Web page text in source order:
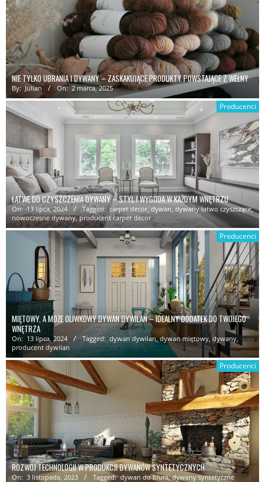
NIE TYLKO UBRANIA I DYWANY – ZASKAKUJĄCE PRODUKTY POWSTAJĄCE Z WEŁNY
By: Julian On: 2 marca, 2025
Producenci
ŁATWE DO CZYSZCZENIA DYWANY – STYL I WYGODA W KAŻDYM WNĘTRZU
On: 13 lipca, 2024 Tagged: carpet decor, dywan dywany łatwo czyszczące,
nowoczesne dywany,producent carpet decor
Producenci
MIĘTOWY, A MOŻE OLIWKOWY DYWAN DYWILAN – IDEALNY DODATEK DO TWOJEGO
WNĘTRZA
On: 13 lipca, 2024 Tagged: dywan dywilan,dywan miętowy,dywany
producent dywilan
Producenci
ROZWÓJ TECHNOLOGII W PRODUKCJI DYWANÓW SYNTETYCZNYCH
On: 3 listopada, 2023 Tagged: dywan do biura,dywany syntetyczne